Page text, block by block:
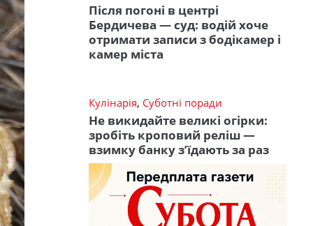
Після погоні в центрі
Бердичева — суд: водій хоче
отримати записи з бодікамер і
камер міста
Кулінарія, Суботні поради
Не викидайте великі огірки:
зробіть кроповий реліш —
взимку банку з’їдають за раз